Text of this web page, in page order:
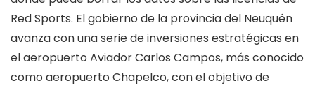
Red Sports. El gobierno de la provincia del Neuquén
avanza con una serie de inversiones estratégicas en
el aeropuerto Aviador Carlos Campos, más conocido
como aeropuerto Chapelco, con el objetivo de